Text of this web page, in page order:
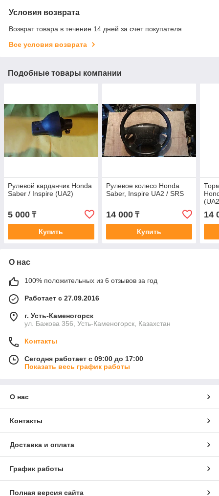
Условия возврата
Возврат товара в течение 14 дней за счет покупателя
Все условия возврата
Подобные товары компании
Рулевой карданчик Honda
Saber / Inspire (UA2)
5 000 ₸
Купить
Рулевое колесо Honda
Saber, Inspire UA2 / SRS
14 000₸
Купить
14
О нас
100% положительных из 6 отзывов за год
Работает с 27.09.2016
г. Усть-Каменогорск
ул. Бажова 356, Усть-Каменогорск, Казахстан
Контакты
Сегодня работает с 09:00 до 17:00
Показать весь график работы
О нас
Контакты
Доставка и оплата
График работы
Полная версия сайта